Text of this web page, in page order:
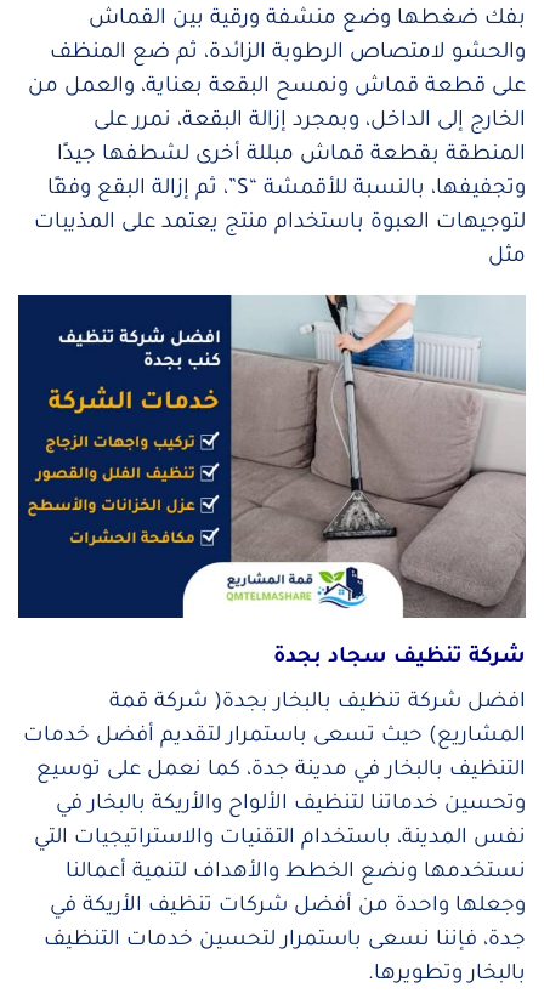
بفك ضغطها وضع منشفة ورقية بين القماش
والحشو لامتصاص الرطوبة الزائدة، ثم ضع المنظف
على قطعة قماش ونمسح البقعة بعناية، والعمل من
الخارج إلى الداخل، وبمجرد إزالة البقعة، نمرر على
المنطقة بقطعة قماش مبللة أخرى لشطفها جيدًا
وتجفيفها، بالنسبة للأقمشة “S”، ثم إزالة البقع وفقًا
لتوجيهات العبوة باستخدام منتج يعتمد على المذيبات
مثل
شركة تنظيف سجاد بجدة
افضل شركة تنظيف بالبخار بجدة( شركة قمة
المشاريع) حيث تسعى باستمرار لتقديم أفضل خدمات
التنظيف بالبخار في مدينة جدة، كما نعمل على توسيع
وتحسين خدماتنا لتنظيف الألواح والأريكة بالبخار في
نفس المدينة، باستخدام التقنيات والاستراتيجيات التي
نستخدمها ونضع الخطط والأهداف لتنمية أعمالنا
وجعلها واحدة من أفضل شركات تنظيف الأريكة في
جدة، فإننا نسعى باستمرار لتحسين خدمات التنظيف
بالبخار وتطويرها.